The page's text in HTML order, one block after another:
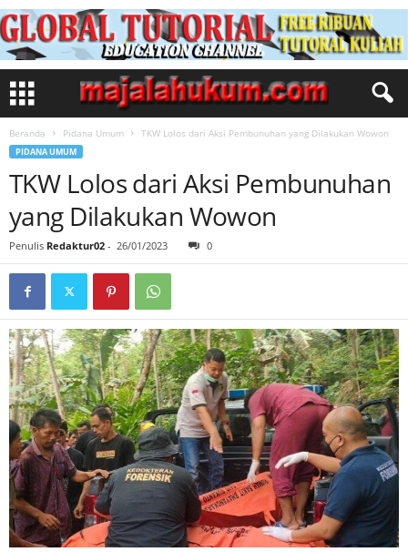
Beranda Pidana Umum TKW Lolos dari Aksi Pembunuhan yang Dilakukan Wowon
PIDANA UMUM
TKW Lolos dari Aksi Pembunuhan
yang Dilakukan Wowon
Penulis Redaktur02 - 26/01/2023 0